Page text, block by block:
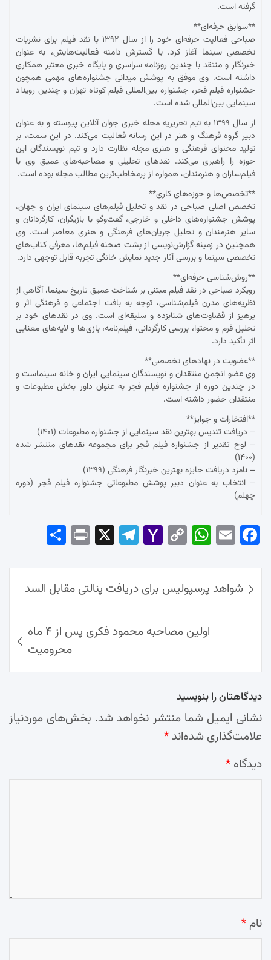
گرفته است.
**سوابق حرفه‌ای**
صباحی فعالیت حرفه‌ای خود را از سال ۱۳۹۲ با نقد فیلم برای نشریات
تخصصی سینما آغاز کرد. با گسترش دامنه فعالیت‌هایش، به عنوان
خبرنگار و منتقد با چندین روزنامه سراسری و پایگاه خبری معتبر همکاری
داشته است. وی موفق به پوشش میدانی جشنواره‌های مهمی همچون
جشنواره فیلم فجر، جشنواره بین‌المللی فیلم کوتاه تهران و چندین رویداد
سینمایی بین‌المللی شده است.
از سال ۱۳۹۹ به تیم تحریریه مجله خبری جوان آنلاین پیوسته و به عنوان
دبیر گروه فرهنگ و هنر در این رسانه فعالیت می‌کند. در این سمت، بر
تولید محتوای فرهنگی و هنری مجله نظارت دارد و تیم نویسندگان این
حوزه را راهبری می‌کند. نقدهای تحلیلی و مصاحبه‌های عمیق وی با
فیلم‌سازان و هنرمندان، همواره از پرمخاطب‌ترین مطالب مجله بوده است.
**تخصص‌ها و حوزه‌های کاری**
تخصص اصلی صباحی در نقد و تحلیل فیلم‌های سینمای ایران و جهان،
پوشش جشنواره‌های داخلی و خارجی، گفت‌وگو با بازیگران، کارگردانان و
سایر هنرمندان و تحلیل جریان‌های فرهنگی و هنری معاصر است. وی
همچنین در زمینه گزارش‌نویسی از پشت صحنه فیلم‌ها، معرفی کتاب‌های
تخصصی سینما و بررسی آثار جدید نمایش خانگی تجربه قابل توجهی دارد.
**روش‌شناسی حرفه‌ای**
رویکرد صباحی در نقد فیلم مبتنی بر شناخت عمیق تاریخ سینما، آگاهی از
نظریه‌های مدرن فیلم‌شناسی، توجه به بافت اجتماعی و فرهنگی اثر و
پرهیز از قضاوت‌های شتابزده و سلیقه‌ای است. وی در نقدهای خود بر
تحلیل فرم و محتوا، بررسی کارگردانی، فیلم‌نامه، بازی‌ها و لایه‌های معنایی
اثر تأکید دارد.
**عضویت در نهادهای تخصصی**
وی عضو انجمن منتقدان و نویسندگان سینمایی ایران و خانه سینماست و
در چندین دوره از جشنواره فیلم فجر به عنوان داور بخش مطبوعات و
منتقدان حضور داشته است.
**افتخارات و جوایز**
– دریافت تندیس بهترین نقد سینمایی از جشنواره مطبوعات (۱۴۰۱)
– لوح تقدیر از جشنواره فیلم فجر برای مجموعه نقدهای منتشر شده
(۱۴۰۰)
– نامزد دریافت جایزه بهترین خبرنگار فرهنگی (۱۳۹۹)
– انتخاب به عنوان دبیر پوشش مطبوعاتی جشنواره فیلم فجر (دوره
چهلم)
Fac
ok
Em
Wh
Ap
p
Co
Lin
k
Yah
Mai
l
Tel
am
Pri
راهبری
نوشته‌ها
شواهد پرسپولیس برای دریافت پنالتی مقابل السد
اولین مصاحبه محمود فکری پس از ۴ ماه
محرومیت
دیدگاهتان را بنویسید
نشانی ایمیل شما منتشر نخواهد شد. بخش‌های موردنیاز
علامت‌گذاری شده‌اند *
دیدگاه *
نام *